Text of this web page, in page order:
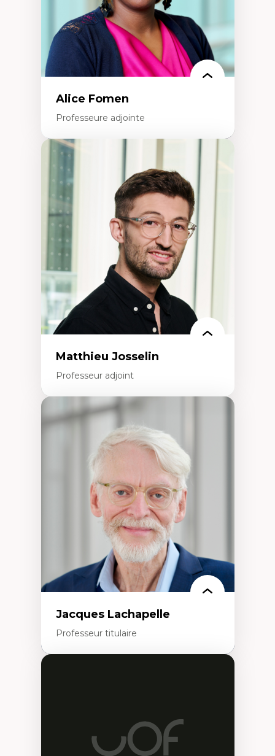
Alice Fomen
Professeure adjointe
Expertises
Acceptabilité, acceptation et adoption des
technologies
Technologies d'apprentissage innovantes
Insertion professionnelle du nouveau
personnel enseignant
Construction identitaire en milieu
minoritaire francophone
Technologies éducatives pour la formation
continue
Matthieu Josselin
Professeur adjoint
Expertises
Ethnographie critique des environnements
d’apprentissage des étudiant.e.s
Approche transdisciplinaire des
compétences socioaffectives et
interculturelles
Didactique des langues secondes et
compétence pragmatique
Andragogie
Méthodologies de recherche qualitative
Jacques Lachapelle
Professeur titulaire
l'environnement bâti
Conception de projet en milieu existant
Analyse critique en architecture et
enseignement du design architectural et